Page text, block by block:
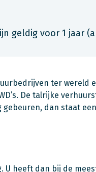
geldig voor 1 jaar
ter wereld
De talrijke
dan staat
U heeft dan bij de